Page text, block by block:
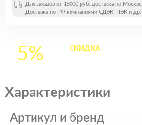
Для заказов от 15000 руб. доставка по Москве
Доставка по РФ компаниями СДЭК, ПЭК и др.
5% СКИДКАна все
Характеристики
Артикул и бренд